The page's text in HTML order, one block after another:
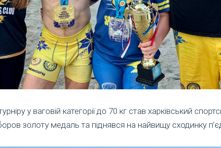
у ваговій категорії до 70 кг став харківський
золоту медаль та піднявся на найвищу сходинку